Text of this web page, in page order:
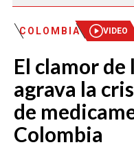
MAÑANA
EMISIÓN
COLOMBIA VIDEO
El clamor de
agrava la
de
Colombia